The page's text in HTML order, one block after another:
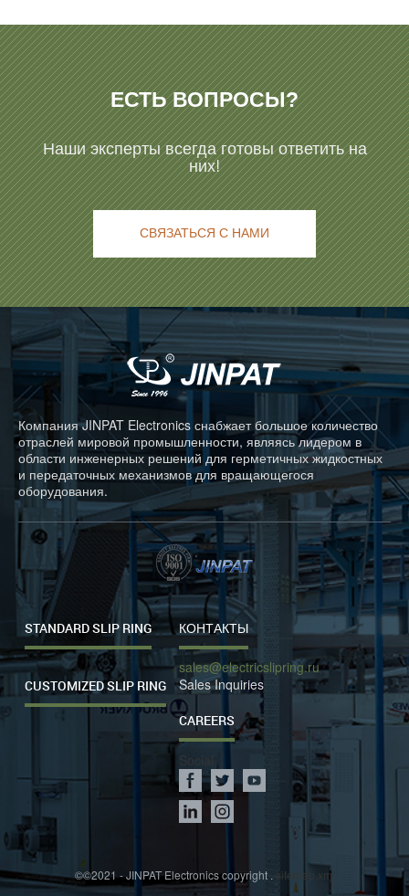
ЕСТЬ ВОПРОСЫ?
Наши эксперты всегда готовы ответить на
них!
СВЯЗАТЬСЯ С НАМИ
Компания JINPAT Electronics снабжает большое количество
отраслей мировой промышленности, являясь лидером в
области инженерных решений для герметичных жидкостных
и передаточных механизмов для вращающегося
оборудования.
STANDARD SLIP RING
CUSTOMIZED SLIP RING
КОНТАКТЫ
sales@electricslipring.ru
Sales Inquiries
CAREERS
Social
©©2021 - JINPAT Electronics copyright . sitemap.xml